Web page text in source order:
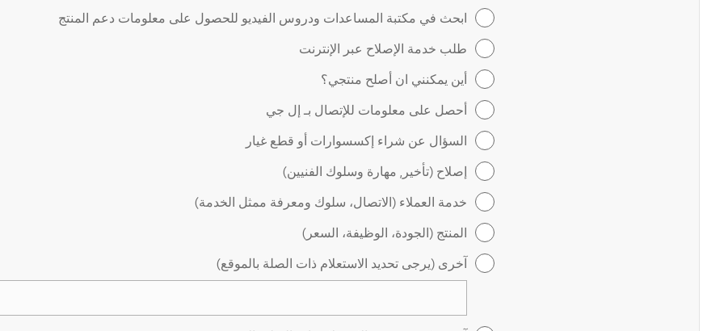
ابحث في مكتبة المساعدات ودروس الفيديو للحصول على معلومات دعم المنتج
طلب خدمة الإصلاح عبر الإنترنت
أين يمكنني ان أصلح منتجي؟
أحصل على معلومات للإتصال بـ إل جي
السؤال عن شراء إكسسوارات أو قطع غيار
إصلاح (تأخير, مهارة وسلوك الفنيين)
خدمة العملاء (الاتصال، سلوك ومعرفة ممثل الخدمة)
المنتج (الجودة، الوظيفة، السعر)
آخرى (يرجى تحديد الاستعلام ذات الصلة بالموقع)